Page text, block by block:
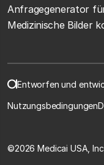
Anfragegenerator
Medizinische Bilder
Entworfen und
Nutzungsbedingungen
©2026 Medicai USA,